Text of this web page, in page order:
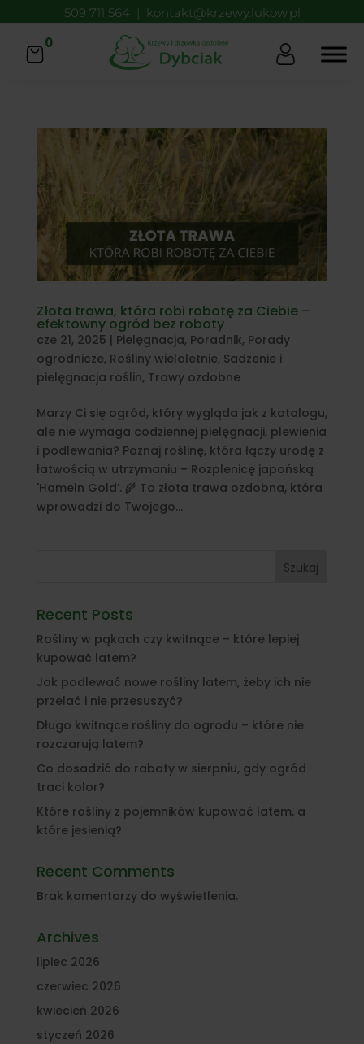
509 711 564 | kontakt@krzewy.lukow.pl
0
Złota trawa, która robi robotę za Ciebie –
efektowny ogród bez roboty
cze 21, 2025 | Pielęgnacja, Poradnik, Porady
ogrodnicze, Rośliny wieloletnie, Sadzenie i
pielęgnacja roślin, Trawy ozdobne
Marzy Ci się ogród, który wygląda jak z katalogu,
ale nie wymaga codziennej pielęgnacji, plewienia
i podlewania? Poznaj roślinę, która łączy urodę z
łatwością w utrzymaniu – Rozplenicę japońską
'Hameln Gold’. 🌾 To złota trawa ozdobna, która
wprowadzi do Twojego...
Szukaj
Recent Posts
Rośliny w pąkach czy kwitnące – które lepiej
kupować latem?
Jak podlewać nowe rośliny latem, żeby ich nie
przelać i nie przesuszyć?
Długo kwitnące rośliny do ogrodu – które nie
rozczarują latem?
Co dosadzić do rabaty w sierpniu, gdy ogród
traci kolor?
Które rośliny z pojemników kupować latem, a
które jesienią?
Recent Comments
Brak komentarzy do wyświetlenia.
Archives
lipiec 2026
czerwiec 2026
kwiecień 2026
styczeń 2026